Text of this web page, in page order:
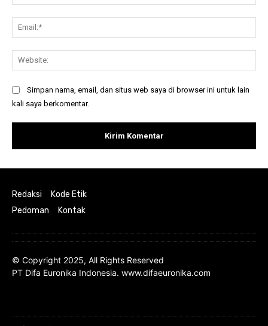
Simpan nama, email, dan situs web saya di browser ini untuk lain
kali saya berkomentar.
Redaksi
Kode Etik
Pedoman
Kontak
© Copyright 2025, All Rights Reserved
PT Difa Euronika Indonesia. www.difaeuronika.com